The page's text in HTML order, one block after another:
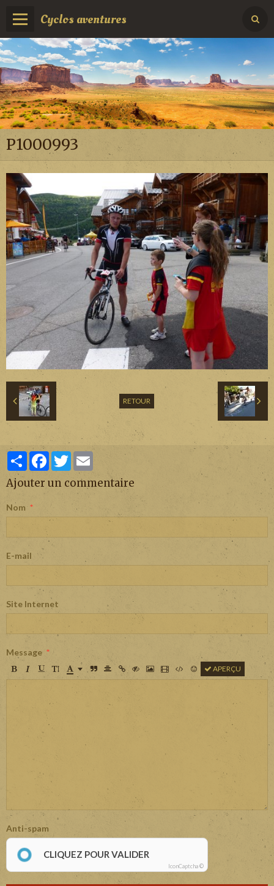
Cyclos aventures
P1000993
RETOUR
PartagerFacebook
Twitter Email
Ajouter un commentaire
Nom
E-mail
Site Internet
Message
APERÇU
Anti-spam
CLIQUEZ POUR VALIDER
IconCaptcha ©